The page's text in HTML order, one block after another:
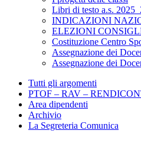
Libri di testo a.s.
INDICAZIONI
ELEZIONI
Costituzione Centro
Assegnazione dei
Assegnazione dei
Tutti gli argomenti
PTOF – RAV –
Area dipendenti
Archivio
La Segreteria Comunica